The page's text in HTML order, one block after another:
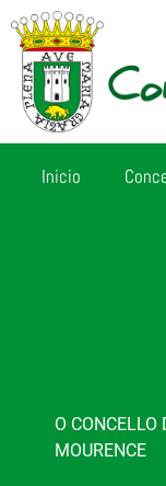
Inicio
O CONCELLO
MOURENCE